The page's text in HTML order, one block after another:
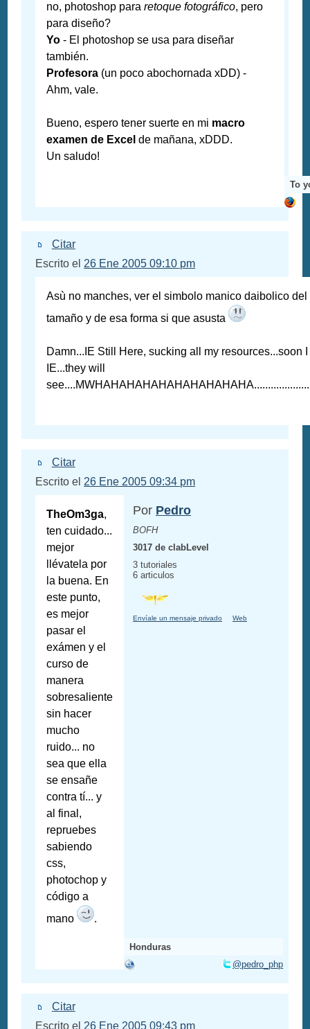
no, photoshop pararetoque fotográfico, pero
para diseño?
Yo - El photoshop se usa para diseñar
también.
Profesora (un poco abochornada xDD) -
Ahm, vale.
Bueno, espero tener suerte en mi macro
examen de Excel de mañana, xDDD.
Un saludo!
To
Citar
Escrito el 26 Ene 2005 09:10 pm
Asù no manches, ver el simbolo manico daibolico del
tamaño y de esa forma si que asusta
Damn...IE Still Here, sucking all my resources...soon
IE...they will
Citar
Escrito el 26 Ene 2005 09:34 pm
TheOm3ga,
ten cuidado...
mejor
llévatela por
la buena. En
este punto,
es mejor
pasar el
exámen y el
curso de
manera
sobresaliente
sin hacer
mucho
ruido... no
sea que ella
se ensañe
contra tí... y
al final,
repruebes
sabiendo
css,
photochop y
código a
mano
.
Por Pedro
BOFH
3017 de clabLevel
3 tutoriales
6 articulos
Envíale un mensaje privado Web
Honduras
@pedro_php
Citar
Escrito el 26 Ene 2005 09:43 pm